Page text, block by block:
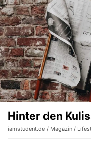
Hinter den
iamstudent.de / Magazin /